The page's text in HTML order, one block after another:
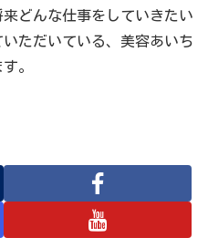
どんな仕事をしていきたい
ただいている、美容あいち
。